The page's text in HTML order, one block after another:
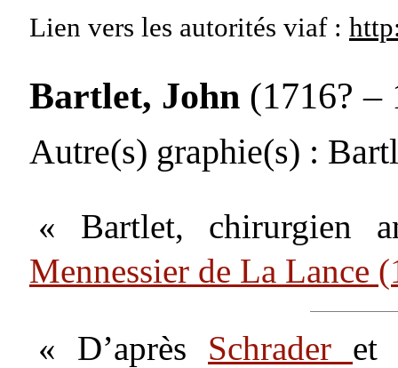
Lien vers les autorités viaf :
Bartlet, John (1716? –
Autre(s) graphie(s) :
« Bartlet, chirurgien
Mennessier de La Lance
« D’après Schrader et